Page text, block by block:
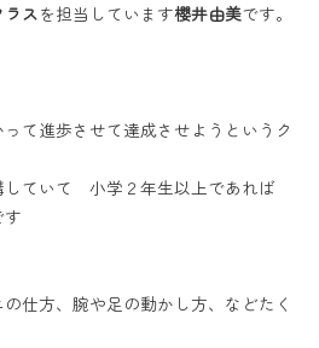
ラスを担当しています櫻井由美です。
て進歩させて達成させようというク
していて 小学２年生以上であれば
仕方、腕や足の動かし方、などたく